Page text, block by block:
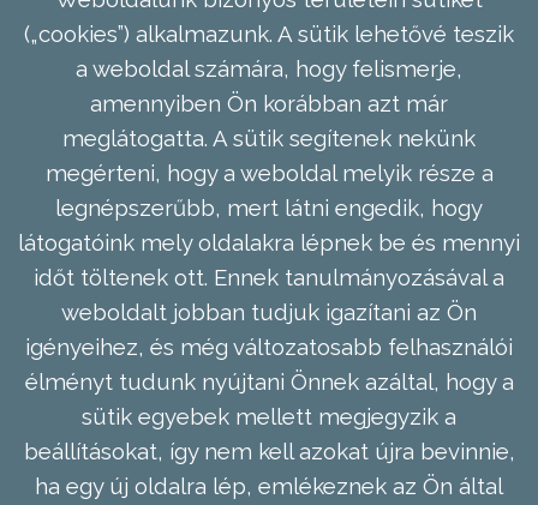
(„cookies”) alkalmazunk. A sütik lehetővé teszik
a weboldal számára, hogy felismerje,
amennyiben Ön korábban azt már
meglátogatta. A sütik segítenek nekünk
megérteni, hogy a weboldal melyik része a
legnépszerűbb, mert látni engedik, hogy
látogatóink mely oldalakra lépnek be és mennyi
időt töltenek ott. Ennek tanulmányozásával a
weboldalt jobban tudjuk igazítani az Ön
igényeihez, és még változatosabb felhasználói
élményt tudunk nyújtani Önnek azáltal, hogy a
sütik egyebek mellett megjegyzik a
beállításokat, így nem kell azokat újra bevinnie,
ha egy új oldalra lép, emlékeznek az Ön által